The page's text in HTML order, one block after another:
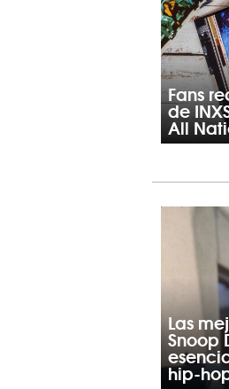
Fans
de
All
Las
Snoop
hip-